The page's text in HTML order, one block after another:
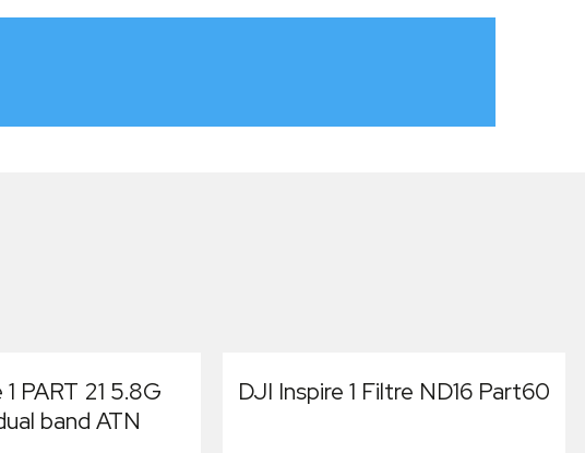
PART 21 5.8G
band ATN
DJI Inspire 1 Filtre ND16 Part60